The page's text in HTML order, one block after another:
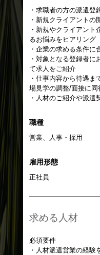
・求職者の方の派遣登
・新規クライアントの
・新規やクライアント
るお悩みをヒアリング
・企業の求める条件に
・対象となる登録者に
て求人をご紹介
・仕事内容から待遇
場見学の調整/面接に同
・人材のご紹介や派遣
職種
営業、人事・採用
雇用形態
正社員
求める人材
必須要件
・人材派遣営業の経験